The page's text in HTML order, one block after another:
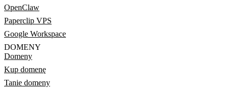
OpenClaw
Paperclip VPS
Google Workspace
DOMENY
Domeny
Kup domenę
Tanie domeny